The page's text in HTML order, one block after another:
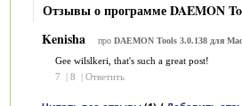
Отзывы о программе DAEMON
Kenisha
про DAEMON Tools 3.0.138 для
Gee wilslkeri, that's such a great post!
7
| 8 | Ответить